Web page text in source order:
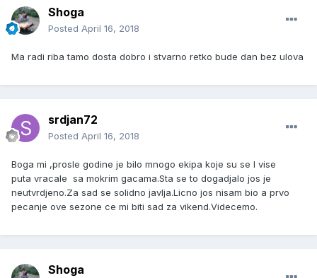
Shoga
Posted April 16, 2018
Ma radi riba tamo dosta dobro i stvarno retko bude dan bez ulova
srdjan72
Posted April 16, 2018
Boga mi ,prosle godine je bilo mnogo ekipa koje su se I vise
puta vracale sa mokrim gacama.Sta se to dogadjalo jos je
neutvrdjeno.Za sad se solidno javlja.Licno jos nisam bio a prvo
pecanje ove sezone ce mi biti sad za vikend.Videcemo.
Shoga